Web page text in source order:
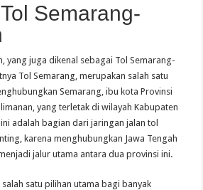
Semarang-
yang juga dikenal sebagai Tol Semarang-
Tol Semarang, merupakan salah satu
Semarang, ibu kota Provinsi
yang terletak di wilayah Kabupaten
adalah bagian dari jaringan jalan tol
karena menghubungkan Jawa Tengah
jalur utama antara dua provinsi ini.
satu pilihan utama bagi banyak